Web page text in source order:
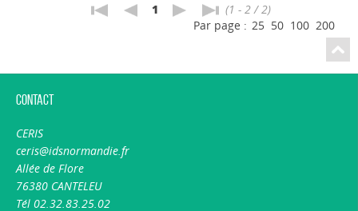
1
(1 - 2 / 2)
Par page : 25 50 100 200
Contact
CERIS
ceris@idsnormandie.fr
Allée de Flore
76380 CANTELEU
Tél 02.32.83.25.02